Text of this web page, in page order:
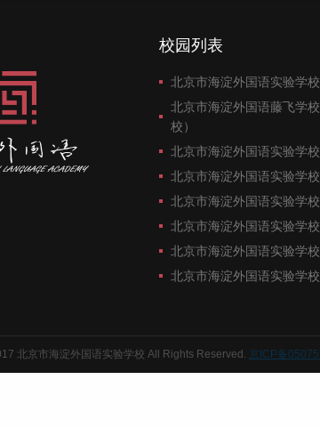
校园列表
北京市海淀外国语实验学校
北京市海淀外国语藤飞学
校）
北京市海淀外国语实验学
北京市海淀外国语实验学
北京市海淀外国语实验学
北京市海淀外国语实验学
北京市海淀外国语实验学
北京市海淀外国语实验学
北京市海淀外国语实验学校 All Rights Reserved. 京ICP备